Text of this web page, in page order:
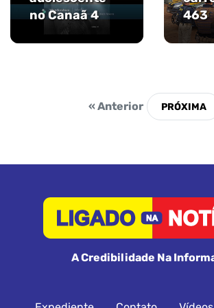
no Canaã 4
463
« Anterior
A Credibilidade Na